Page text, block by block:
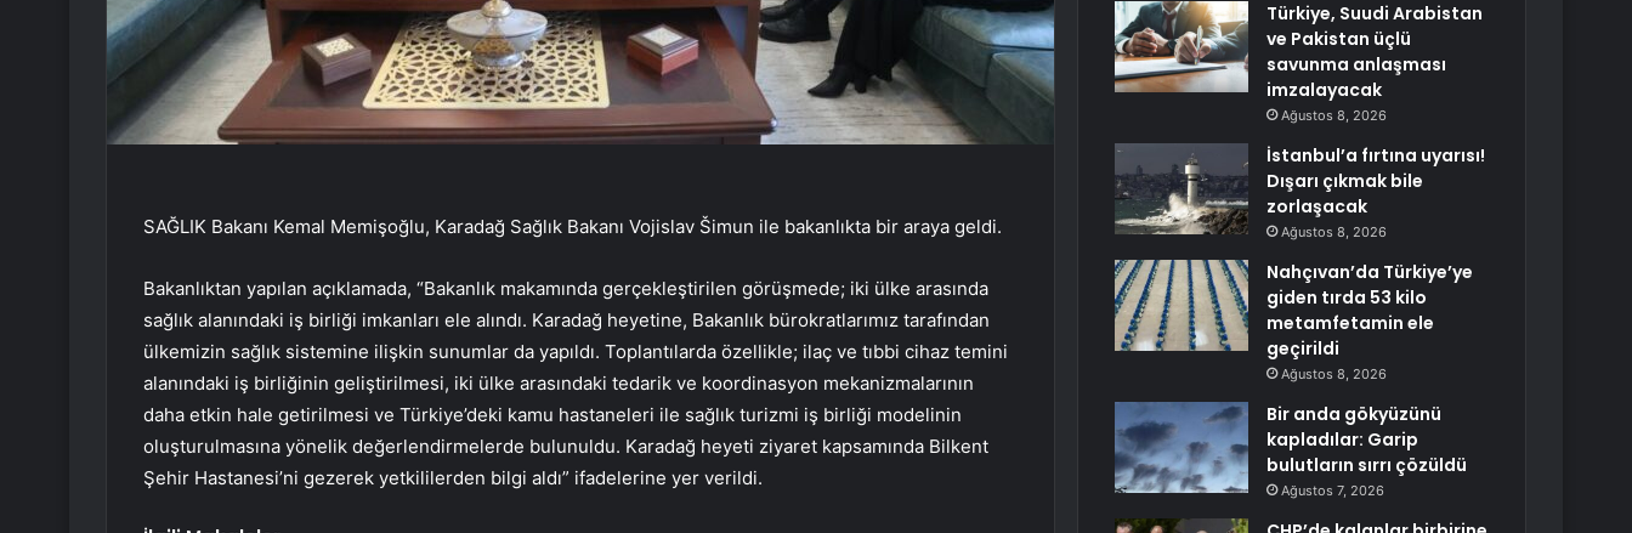
SAĞLIK Bakanı Kemal Memişoğlu, Karadağ Sağlık Bakanı Vojislav Šimun ile bakanlıkta bir araya geldi.
Bakanlıktan yapılan açıklamada, “Bakanlık makamında gerçekleştirilen görüşmede; iki ülke arasında
sağlık alanındaki iş birliği imkanları ele alındı. Karadağ heyetine, Bakanlık bürokratlarımız tarafından
ülkemizin sağlık sistemine ilişkin sunumlar da yapıldı. Toplantılarda özellikle; ilaç ve tıbbi cihaz temini
alanındaki iş birliğinin geliştirilmesi, iki ülke arasındaki tedarik ve koordinasyon mekanizmalarının
daha etkin hale getirilmesi ve Türkiye’deki kamu hastaneleri ile sağlık turizmi iş birliği modelinin
oluşturulmasına yönelik değerlendirmelerde bulunuldu. Karadağ heyeti ziyaret kapsamında Bilkent
Şehir Hastanesi’ni gezerek yetkililerden bilgi aldı” ifadelerine yer verildi.
Türkiye, Suudi Arabistan
ve Pakistan üçlü
savunma anlaşması
imzalayacak
Ağustos 8, 2026
İstanbul’a fırtına uyarısı!
Dışarı çıkmak bile
zorlaşacak
Ağustos 8, 2026
Nahçıvan’da Türkiye’ye
giden tırda 53 kilo
metamfetamin ele
geçirildi
Ağustos 8, 2026
Bir anda gökyüzünü
kapladılar: Garip
bulutların sırrı çözüldü
Ağustos 7, 2026